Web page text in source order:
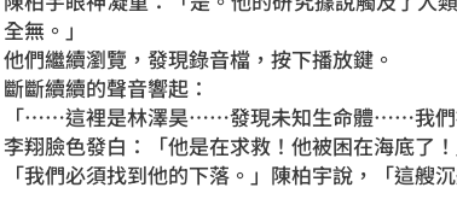
全無。」
他們繼續瀏覽，發現錄音檔，按下播放鍵。
斷斷續續的聲音響起：
「……這裡是林澤昊……發現未知生命體……我
李翔臉色發白：「他是在求救！他被困在海底了！
「我們必須找到他的下落。」陳柏宇說，「這艘